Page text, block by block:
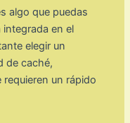
algo que puedas
en el
elegir un
de caché,
requieren un rápido